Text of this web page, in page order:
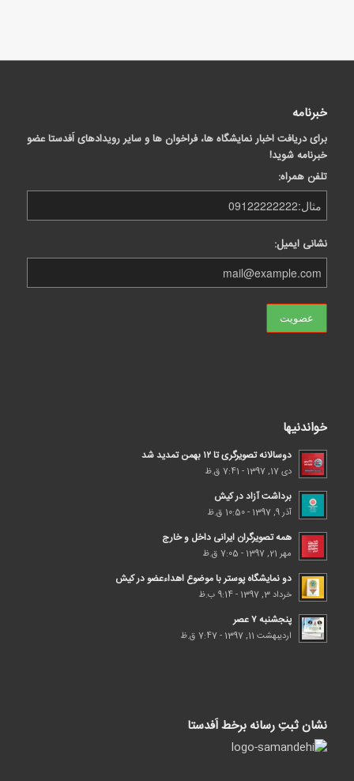
خبرنامه
برای دریافت اخبار نمایشگاه ها، فراخوان ها و سایر رویدادهای اَفدستا عضو
خبرنامه شوید!
تلفن همراه:
نشانی ایمیل:
خواندنیها
دوسالانه تصویرگری تا ۱۲ بهمن تمدید شد
دی 17, 1397 - 7:41 ق.ظ
برداشت آزاد در کیش
آذر 9, 1397 - 10:50 ق.ظ
همه تصویرگران ایرانی داخل و خارج
مهر 21, 1397 - 7:05 ق.ظ
دو نمایشگاه پوستر با موضوع اهداء‌عضو در کیش
خرداد 3, 1397 - 9:14 ب.ظ
پنجشنبه ۷ عصر
اردیبهشت 11, 1397 - 7:47 ق.ظ
نشان ثبتِ رسانه برخط اَفدستا